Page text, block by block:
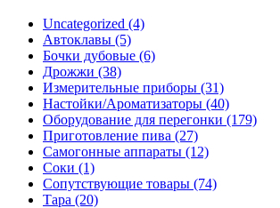
Uncategorized (4)
Автоклавы (5)
Бочки дубовые (6)
Дрожжи (38)
Измерительные приборы (31)
Настойки/Ароматизаторы (40)
Оборудование для перегонки (179)
Приготовление пива (27)
Самогонные аппараты (12)
Соки (1)
Сопутствующие товары (74)
Тара (20)